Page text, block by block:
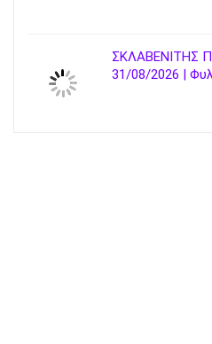
ΣΚΛΑΒΕΝΙΤΗΣ
31/08/2026 |